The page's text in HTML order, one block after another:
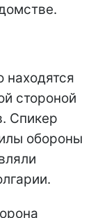
стороной
Спикер
обороны